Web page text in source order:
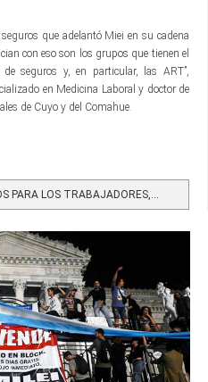
que adelantó Miei en su cadena
con eso son los grupos que tienen el
seguros y, en particular, las ART”,
en Medicina Laboral y doctor de
de Cuyo y del Comahue.
PARA LOS TRABAJADORES,...